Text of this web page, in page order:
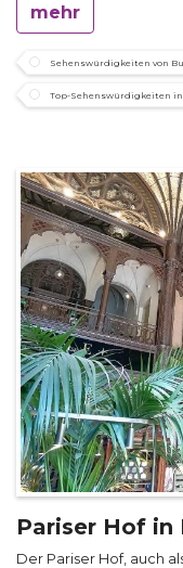
mehr
Sehenswürdigkeiten von
Top-Sehenswürdigkeiten
Pariser Hof in
Der Pariser Hof, auch